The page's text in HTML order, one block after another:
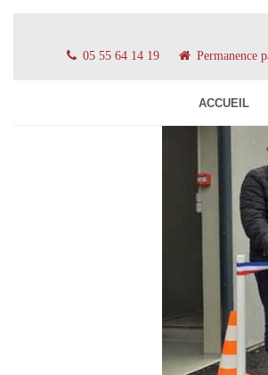
05 55 64 14 19 Permanence
ACCUEIL